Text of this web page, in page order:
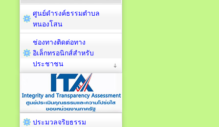
ศูนย์ดำรงค์ธรรมตำบล
หนองโสน
ช่องทางติดต่อทาง
อิเล็กทรอนิกส์สำหรับ
ประชาชน
ประมวลจริยธรรม